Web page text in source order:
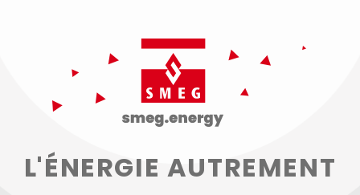
L'ÉNERGIE AUTREMENT